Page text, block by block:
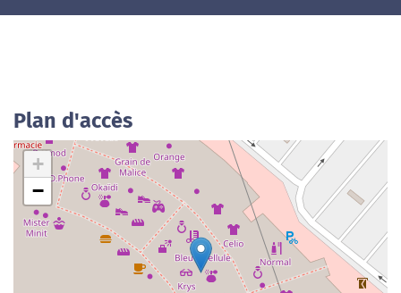
Plan d'accès
+
−